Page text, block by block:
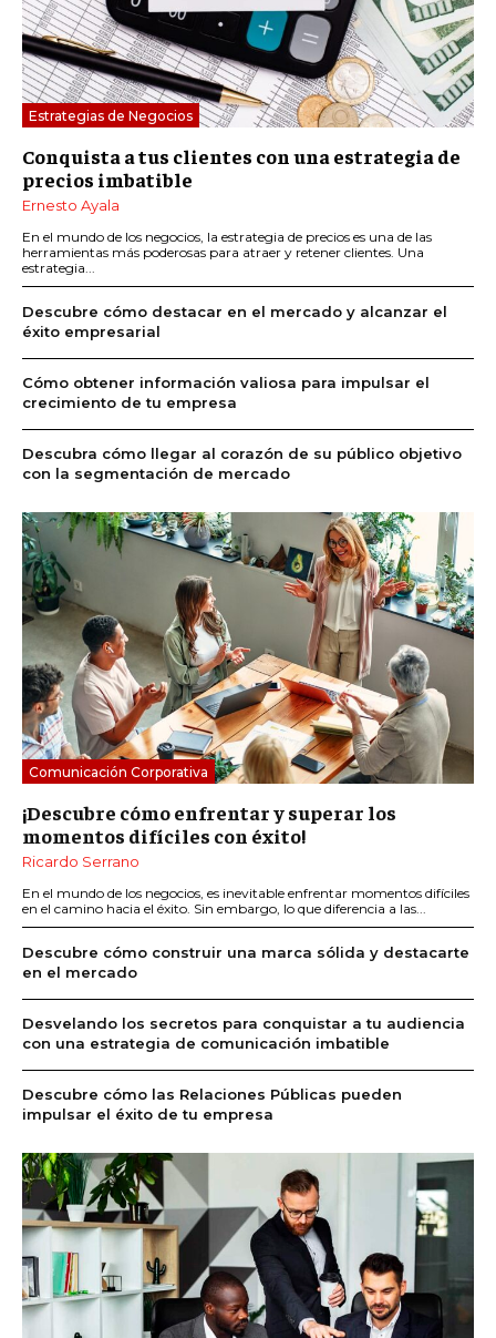
Estrategias de Negocios
Conquista a tus clientes con una estrategia de
precios imbatible
Ernesto Ayala
En el mundo de los negocios, la estrategia de precios es una de las
herramientas más poderosas para atraer y retener clientes. Una
estrategia...
Descubre cómo destacar en el mercado y alcanzar el
éxito empresarial
Cómo obtener información valiosa para impulsar el
crecimiento de tu empresa
Descubra cómo llegar al corazón de su público objetivo
con la segmentación de mercado
Comunicación Corporativa
¡Descubre cómo enfrentar y superar los
momentos difíciles con éxito!
Ricardo Serrano
En el mundo de los negocios, es inevitable enfrentar momentos difíciles
en el camino hacia el éxito. Sin embargo, lo que diferencia a las...
Descubre cómo construir una marca sólida y destacarte
en el mercado
Desvelando los secretos para conquistar a tu audiencia
con una estrategia de comunicación imbatible
Descubre cómo las Relaciones Públicas pueden
impulsar el éxito de tu empresa